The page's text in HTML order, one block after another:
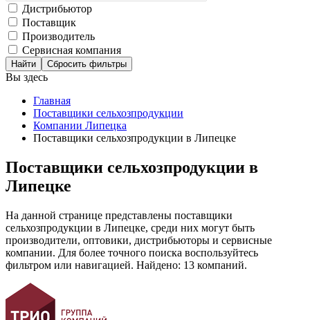
Дистрибьютор
Поставщик
Производитель
Сервисная компания
Сбросить фильтры
Вы здесь
Главная
Поставщики сельхозпродукции
Компании Липецка
Поставщики сельхозпродукции в Липецке
Поставщики сельхозпродукции в
Липецке
На данной странице представлены поставщики
сельхозпродукции в Липецке, среди них могут быть
производители, оптовики, дистрибьюторы и сервисные
компании. Для более точного поиска воспользуйтесь
фильтром или навигацией. Найдено: 13 компаний.